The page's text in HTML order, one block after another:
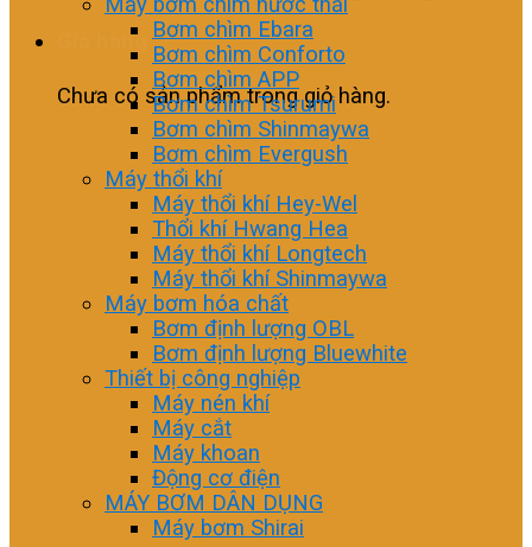
Giỏ hàng
Chưa có sản phẩm trong giỏ hàng.
Bơm chìm Ebara
Bơm chìm Conforto
Bơm chìm APP
Bơm chìm Tsurumi
Bơm chìm Shinmaywa
Bơm chìm Evergush
Máy thổi khí
Máy thổi khí Hey-Wel
Thổi khí Hwang Hea
Máy thổi khí Longtech
Máy thổi khí Shinmaywa
Máy bơm hóa chất
Bơm định lượng OBL
Bơm định lượng Bluewhite
Thiết bị công nghiệp
Máy nén khí
Máy cắt
Máy khoan
Động cơ điện
MÁY BƠM DÂN DỤNG
Máy bơm Shirai